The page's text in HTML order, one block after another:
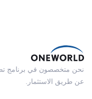
نحن متخصصون في برنامج
عن طريق الاستثمار.